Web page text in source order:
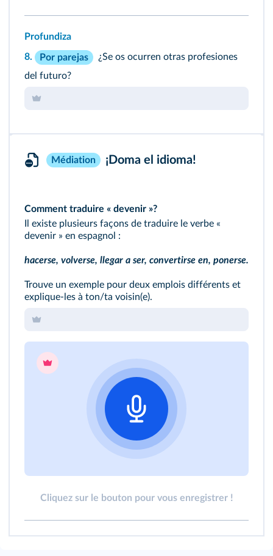
Profundiza
8. Por parejas
¿Se os ocurren otras profesiones
del futuro?
Médiation ¡Doma el idioma!
Comment traduire « devenir »?
Il existe plusieurs façons de traduire le verbe «
devenir » en espagnol :
hacerse, volverse, llegar a ser, convertirse en, ponerse.
Trouve un exemple pour deux emplois différents et
explique-les à ton/ta voisin(e).
Cliquez sur le bouton pour vous enregistrer !